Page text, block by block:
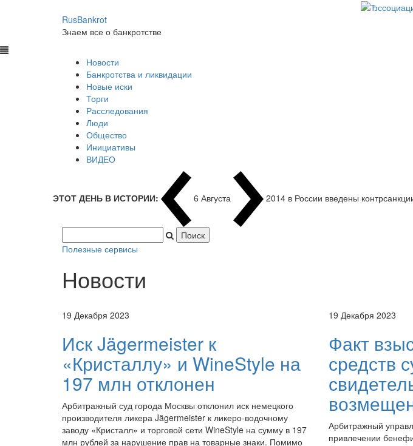
RusBankrot
Знаем все о банкротстве
Новости
Банкротства и ликвидации
Новые иски
Торги
Расследования
Люди
Общество
Инициативы
ВИДЕО
ЭТОТ ДЕНЬ В ИСТОРИИ: 6 Августа 2014 в России введены
Полезные сервисы
Новости
19 Декабря 2023
Иск Jägermeister к
«Кристаллу» и WineStyle на
197 млн отклонен
Арбитражный суд города Москвы отклонил иск немецкого
производителя ликера Jägermeister к ликеро-водочному
заводу «Кристалл» и торговой сети WineStyle на сумму в 197
млн рублей за нарушение прав на товарные знаки. Помимо
19 Декабря 2023
Факт
средств
Арбитражный
привлечении